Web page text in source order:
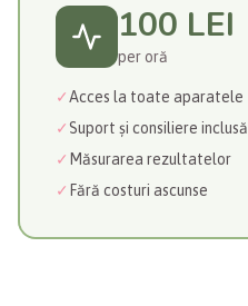
100 LEI
per oră
✓Acces la toate aparatele
✓ Suport și consiliere inclusă
✓ Măsurarea rezultatelor
✓ Fără costuri ascunse